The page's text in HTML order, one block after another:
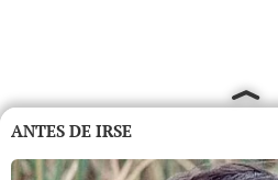
ANTES DE IRSE